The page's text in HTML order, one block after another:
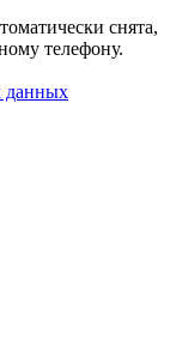
снята,
телефону.
данных